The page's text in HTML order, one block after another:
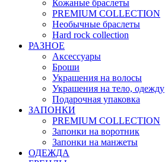
Кожаные браслеты
PREMIUM COLLECTION
Необычные браслеты
Hard rock collection
РАЗНОЕ
Аксессуары
Броши
Украшения на волосы
Украшения на тело, одежду
Подарочная упаковка
ЗАПОНКИ
PREMIUM COLLECTION
Запонки на воротник
Запонки на манжеты
ОДЕЖДА